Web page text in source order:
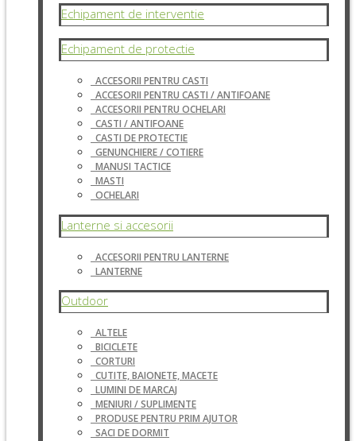
Echipament de interventie
Echipament de protectie
ACCESORII PENTRU CASTI
ACCESORII PENTRU CASTI / ANTIFOANE
ACCESORII PENTRU OCHELARI
CASTI / ANTIFOANE
CASTI DE PROTECTIE
GENUNCHIERE / COTIERE
MANUSI TACTICE
MASTI
OCHELARI
Lanterne si accesorii
ACCESORII PENTRU LANTERNE
LANTERNE
Outdoor
ALTELE
BICICLETE
CORTURI
CUTITE, BAIONETE, MACETE
LUMINI DE MARCAJ
MENIURI / SUPLIMENTE
PRODUSE PENTRU PRIM AJUTOR
SACI DE DORMIT